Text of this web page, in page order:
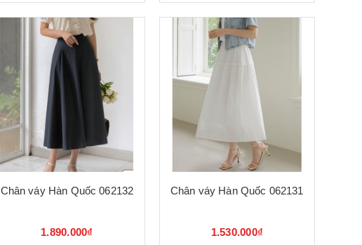
Chân váy Hàn Quốc 062132
1.890.000₫
Chân váy Hàn Quốc 062131
1.530.000₫